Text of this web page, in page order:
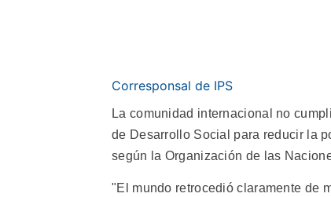
Corresponsal de IPS
La comunidad internacional no
de Desarrollo Social para reducir la
según la Organización de las
"El mundo retrocedió claramente de